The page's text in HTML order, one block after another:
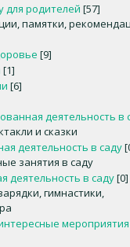
для родителей [57]
памятки,
[9]
[1]
[6]
деятельность в
и сказки
деятельность в саду
занятия в саду
деятельность в саду[0]
гимнастики,
мероприятия